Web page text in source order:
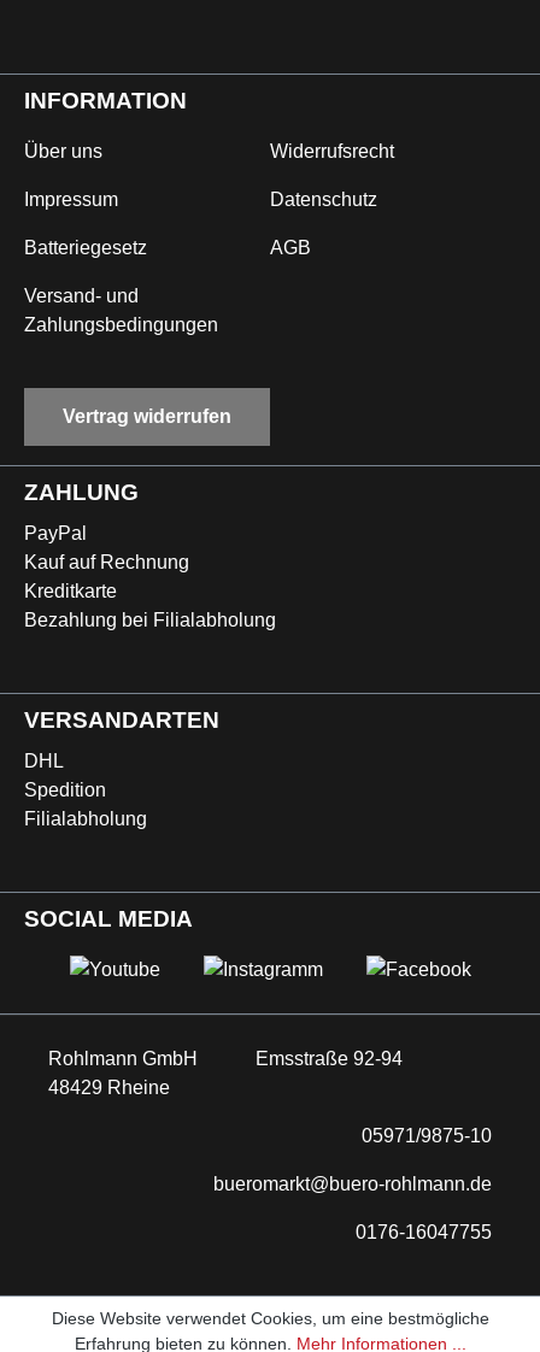
INFORMATION
Über uns Widerrufsrecht
Impressum Datenschutz
Batteriegesetz AGB
Versand- und
Zahlungsbedingungen
Vertrag widerrufen
ZAHLUNG
PayPal
Kauf auf Rechnung
Kreditkarte
Bezahlung bei Filialabholung
VERSANDARTEN
DHL
Spedition
Filialabholung
SOCIAL MEDIA
Rohlmann GmbH
Emsstraße 92-94
48429 Rheine
05971/9875-10
bueromarkt@buero-rohlmann.de
0176-16047755
Diese Website verwendet Cookies, um eine bestmögliche
Erfahrung bieten zu können. Mehr Informationen ...